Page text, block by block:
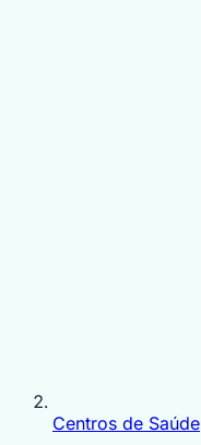
Centros de Saúde